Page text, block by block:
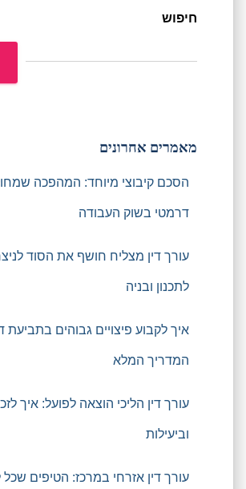
חיפוש
מאמרים אחרונים
הסכם קיבוצי מיוחד: המהפכה
דרמטי בשוק העבודה
עורך דין מצליח חושף את הסוד
לתכנון ובניה
איך לקבוע פיצויים גבוהים בתביעת
המדריך המלא
עורך דין הליכי הוצאה לפועל: איך
וביעילות
עורך דין אזרחי במרכז: הטיפים שכל